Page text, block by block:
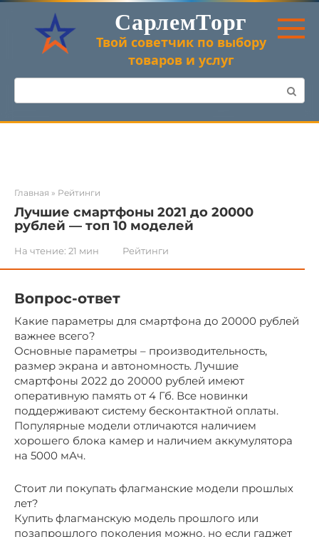
Перейти
контенту
СарлемТорг
Твой советчик по выбору
товаров и услуг
Поиск:
Главная » Рейтинги
Лучшие смартфоны 2021 до 20000
рублей — топ 10 моделей
На чтение: 21 мин Рейтинги
Вопрос-ответ
Какие параметры для смартфона до 20000 рублей
важнее всего?
Основные параметры – производительность,
размер экрана и автономность. Лучшие
смартфоны 2022 до 20000 рублей имеют
оперативную память от 4 Гб. Все новинки
поддерживают систему бесконтактной оплаты.
Популярные модели отличаются наличием
хорошего блока камер и наличием аккумулятора
на 5000 мАч.
Стоит ли покупать флагманские модели прошлых
лет?
Купить флагманскую модель прошлого или
позапрошлого поколения можно, но если гаджет